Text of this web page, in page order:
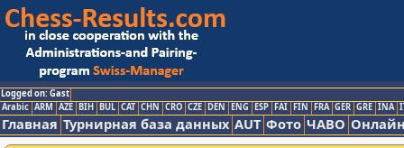
Logged on: Gast
Arabic ARM AZE BIH BUL CAT CHN CRO CZE DEN ENG ESP FAI FIN FRA GER GRE INA
Главная Турнирная база данных AUT Фото ЧАВО